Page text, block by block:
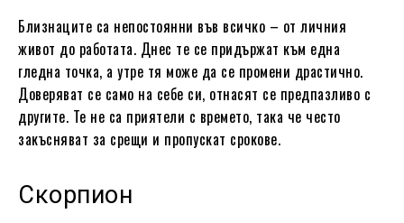
Близнаците са непостоянни във всичко – от личния
живот до работата. Днес те се придържат към една
гледна точка, а утре тя може да се промени драстично.
Доверяват се само на себе си, отнасят се предпазливо с
другите. Те не са приятели с времето, така че често
закъсняват за срещи и пропускат срокове.
Скорпион